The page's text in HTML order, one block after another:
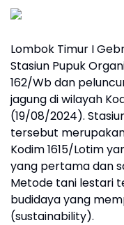
Lombok Timur I
Stasiun Pupuk
162/Wb dan
jagung di wilayah
(19/08/2024).
tersebut
Kodim 1615/Lotim
yang pertama dan
Metode tani lestari
budidaya yang
(sustainability).